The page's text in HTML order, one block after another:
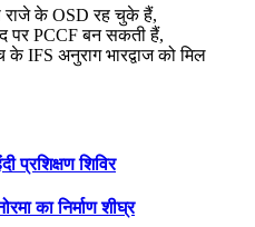
राजे के OSD रह चुके हैं,
पर PCCF बन सकती हैं,
के IFS अनुराग भारद्वाज को मिल
प्रशिक्षण शिविर
का निर्माण शीघ्र